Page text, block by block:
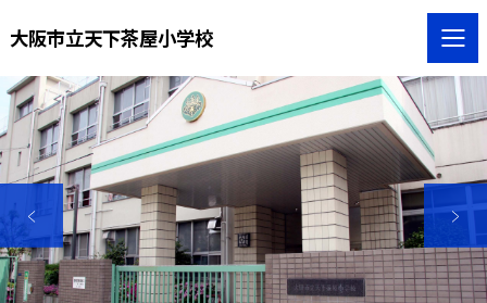
大阪市立天下茶屋小学校